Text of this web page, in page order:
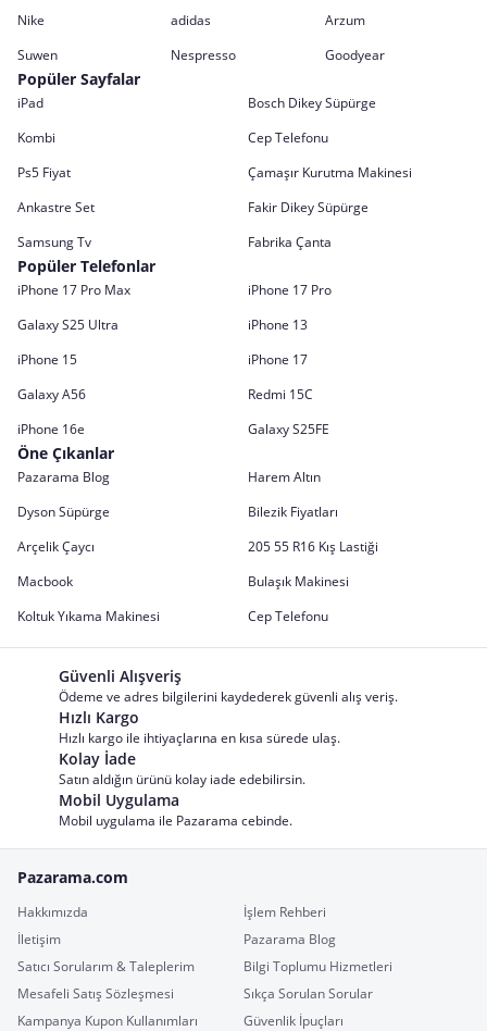
Nike adidas
Arzum
Suwen
Nespresso Goodyear
Popüler Sayfalar
iPad
Bosch Dikey Süpürge
Kombi
Cep Telefonu
Ps5 Fiyat
Çamaşır Kurutma Makinesi
Ankastre Set
Fakir Dikey Süpürge
Samsung Tv
Fabrika Çanta
Popüler Telefonlar
iPhone 17 Pro Max
iPhone 17 Pro
Galaxy S25 Ultra
iPhone 13
iPhone 15
iPhone 17
Galaxy A56
Redmi 15C
iPhone 16e
Galaxy S25FE
Öne Çıkanlar
Pazarama Blog
Harem Altın
Dyson Süpürge
Bilezik Fiyatları
Arçelik Çaycı
205 55 R16 Kış Lastiği
Macbook
Bulaşık Makinesi
Koltuk Yıkama Makinesi
Cep Telefonu
Güvenli Alışveriş
Ödeme ve adres bilgilerini kaydederek güvenli alış veriş.
Hızlı Kargo
Hızlı kargo ile ihtiyaçlarına en kısa sürede ulaş.
Kolay İade
Satın aldığın ürünü kolay iade edebilirsin.
Mobil Uygulama
Mobil uygulama ile Pazarama cebinde.
Pazarama.com
Hakkımızda
İşlem Rehberi
İletişim
Pazarama Blog
Satıcı Sorularım & Taleplerim
Bilgi Toplumu Hizmetleri
Mesafeli Satış Sözleşmesi
Sıkça Sorulan Sorular
Kampanya Kupon Kullanımları
Güvenlik İpuçları